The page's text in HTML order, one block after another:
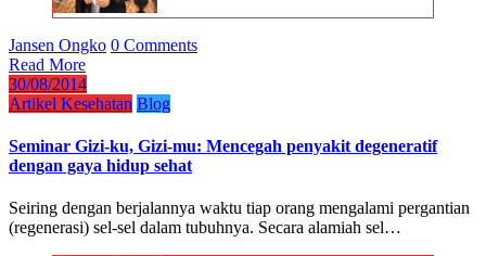
Jansen Ongko 0 Comments
Read More
30/08/2014
Artikel Kesehatan Blog
Seminar Gizi-ku, Gizi-mu: Mencegah penyakit degeneratif
dengan gaya hidup sehat
Seiring dengan berjalannya waktu tiap orang mengalami pergantian
(regenerasi) sel-sel dalam tubuhnya. Secara alamiah sel…